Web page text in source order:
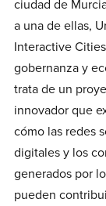
ciudad de
a una de ellas,
Interactive
gobernanza y
trata de un
innovador que
cómo las redes
digitales y los
generados por
pueden